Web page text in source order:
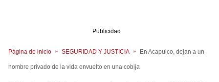
Publicidad
Página de inicio SEGURIDAD Y JUSTICIA En Acapulco, dejan a un
hombre privado de la vida envuelto en una cobija